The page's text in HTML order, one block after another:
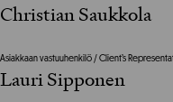
Christian Saukkola
Asiakkaan vastuuhenkilö / Client’s
Lauri Sipponen